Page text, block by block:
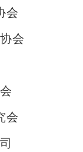
会
会
会